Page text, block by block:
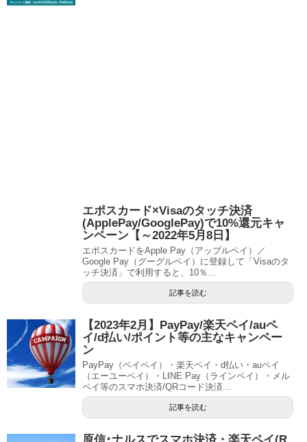
エポスカード×Visaのタッチ決済
(ApplePay/GooglePay)で10%還元キャ
ンペーン【～2022年5月8日】
エポスカードをApple Pay（アップルペイ）／
Google Pay（グーグルペイ）に登録して「Visaのタ
ッチ決済」で利用すると、10％...
記事を読む
【2023年2月】PayPay/楽天ペイ/auペ
イ/d払い/ポイント等の主なキャンペー
ン
PayPay（ペイペイ）・楽天ペイ・d払い・auペイ
（エーユーペイ）・LINE Pay（ラインペイ）・メル
ペイ等のスマホ決済/QRコード決済...
記事を読む